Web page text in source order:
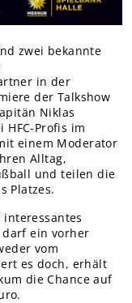
zwei bekannte
in der
der Talkshow
Niklas
HFC-Profis im
einem Moderator
Alltag,
und teilen die
Platzes.
ein vorher
vom
es doch, erhält
die Chance auf